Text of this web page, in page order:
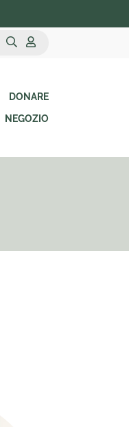
DONARE
NEGOZIO